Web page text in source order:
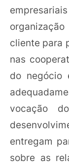
cliente para
nas
do negócio
vocação
entregam
sobre as